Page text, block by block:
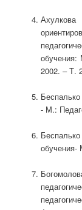
2002. – Т.
- М.:
обучения-